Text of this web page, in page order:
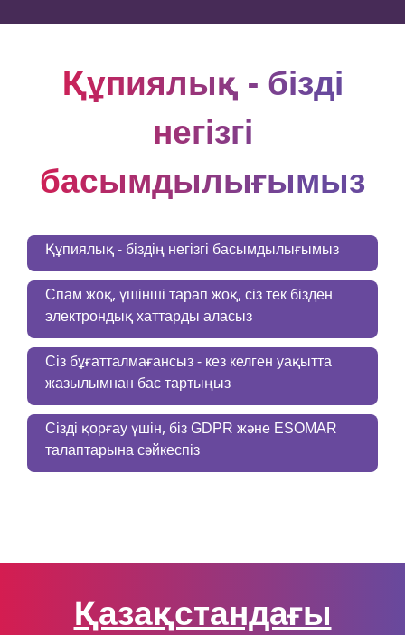
Құпиялық - біздің
негізгі
басымдылығымыз
Құпиялық - біздің негізгі басымдылығымыз
Спам жоқ, үшінші тарап жоқ, сіз тек бізден
электрондық хаттарды аласыз
Сіз бұғатталмағансыз - кез келген уақытта
жазылымнан бас тартыңыз
Сізді қорғау үшін, біз GDPR және ESOMAR
талаптарына сәйкеспіз
Қазақстандағы